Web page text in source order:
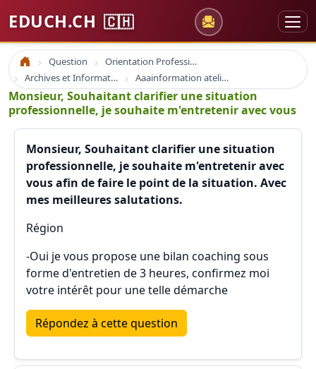
EDUCH.CH 🇨🇭
Accueil Question
Orientation Professionnelle
Archives et Informations Educh.ch
Aaainformation ateliers educh.ch
Monsieur, Souhaitant clarifier une situation
professionnelle, je souhaite m'entretenir avec vous
Monsieur, Souhaitant clarifier une situation
professionnelle, je souhaite m'entretenir avec
vous afin de faire le point de la situation. Avec
mes meilleures salutations.
Région
-Oui je vous propose une bilan coaching sous
forme d'entretien de 3 heures, confirmez moi
votre intérêt pour une telle démarche
Répondez à cette question